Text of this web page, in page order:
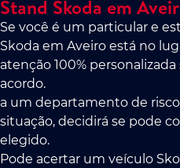
Stand Skoda em
Se você é um particular e
Skoda em Aveiro está no
atenção 100%
acordo.
a um departamento de
situação, decidirá se pode
elegido.
Pode acertar um veículo